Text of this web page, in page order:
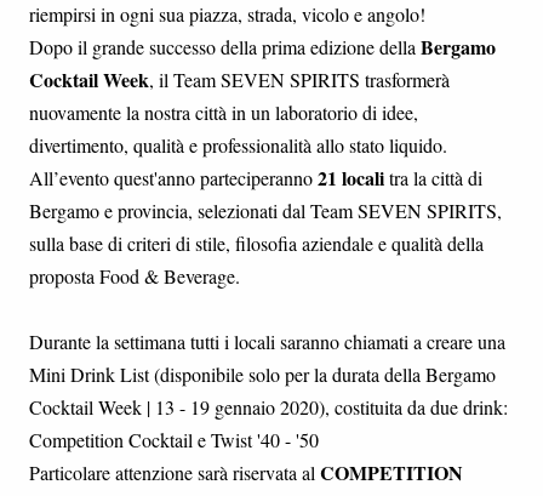
riempirsi in ogni sua piazza, strada, vicolo e angolo!
Dopo il grande successo della prima edizione della Bergamo
Cocktail Week, il Team SEVEN SPIRITS trasformerà
nuovamente la nostra città in un laboratorio di idee,
divertimento, qualità e professionalità allo stato liquido.
All’evento quest'anno parteciperanno21 localitra la città di
Bergamo e provincia, selezionati dal Team SEVEN SPIRITS,
sulla base di criteri di stile, filosofia aziendale e qualità della
proposta Food & Beverage.
Durante la settimana tutti i locali saranno chiamati a creare una
Mini Drink List (disponibile solo per la durata della Bergamo
Cocktail Week | 13 - 19 gennaio 2020), costituita da due drink:
Competition Cocktail e Twist '40 - '50
Particolare attenzione sarà riservata al COMPETITION